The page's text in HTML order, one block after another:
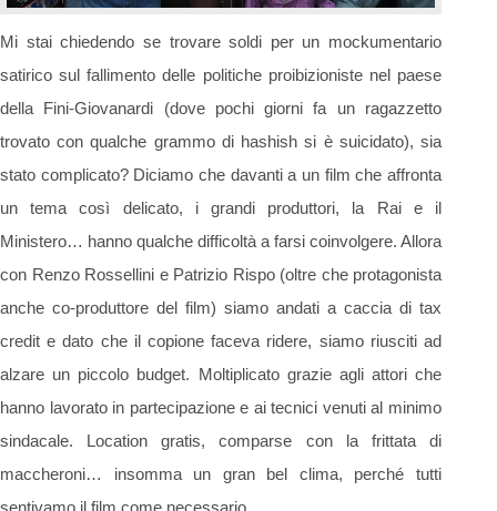
Mi stai chiedendo se trovare soldi per un mockumentario
satirico sul fallimento delle politiche proibizioniste nel paese
della Fini-Giovanardi (dove pochi giorni fa un ragazzetto
trovato con qualche grammo di hashish si è suicidato), sia
stato complicato? Diciamo che davanti a un film che affronta
un tema così delicato, i grandi produttori, la Rai e il
Ministero… hanno qualche difficoltà a farsi coinvolgere. Allora
con Renzo Rossellini e Patrizio Rispo (oltre che protagonista
anche co-produttore del film) siamo andati a caccia di tax
credit e dato che il copione faceva ridere, siamo riusciti ad
alzare un piccolo budget. Moltiplicato grazie agli attori che
hanno lavorato in partecipazione e ai tecnici venuti al minimo
sindacale. Location gratis, comparse con la frittata di
maccheroni… insomma un gran bel clima, perché tutti
sentivamo il film come necessario.